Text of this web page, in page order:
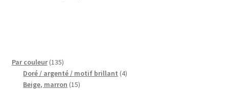
Par couleur 135135
produits
Doré / argenté / motif brillant 44
Beige, marron 1515